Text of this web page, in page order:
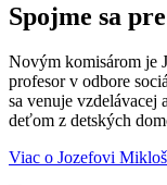
Spojme sa
Novým komisárom je
profesor v odbore
sa venuje vzdelávacej
deťom z detských
Viac o Jozefovi